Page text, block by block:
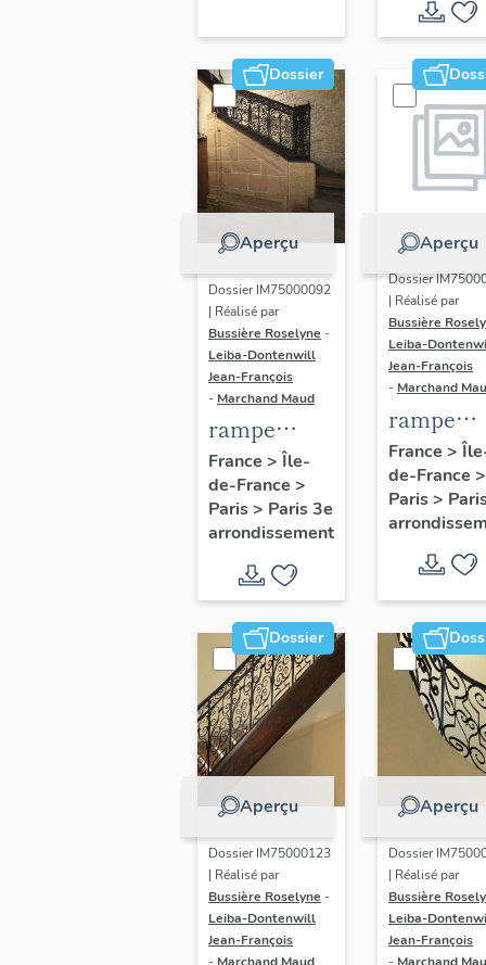
Etréchy,
Mennecy)
ou
Archives
(non
Dossier
Aperçu
Dossier IM75000092
| Réalisé par
Bussière Roselyne -
Leiba-Dontenwill
Jean-François
- Marchand Maud
rampe
d'appui,
escalier de
la maison à
cochère
(non étudié)
France > Île-
de-France >
Paris> Paris 3e
arrondissement
Aperçu
Dossier
| Réalisé par
Bussière
Leiba-
Jean-François
- Marchand
rampe
d'appui,
escalier
couvent
(non
France >
de-France >
Paris>
Dossier
Aperçu
Dossier IM75000123
| Réalisé par
Bussière Roselyne -
Leiba-Dontenwill
Jean-François
Aperçu
Dossier
| Réalisé par
Bussière
Leiba-
Jean-François